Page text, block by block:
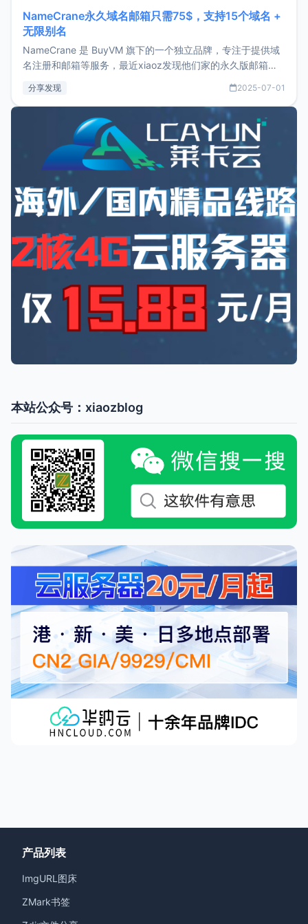
NameCrane永久域名邮箱只需75$，支持15个域名 +
无限别名
NameCrane 是 BuyVM 旗下的一个独立品牌，专注于提供域
名注册和邮箱等服务，最近xiaoz发现他们家的永久版邮箱服
又实惠的域名邮箱，不妨尝试一下 NameCrane。注册
NameCraneNameCrane不支持直接注册，必须要购买
分享发现 2025-07-01
本站公众号：xiaozblog
产品列表
ImgURL图床
ZMark书签